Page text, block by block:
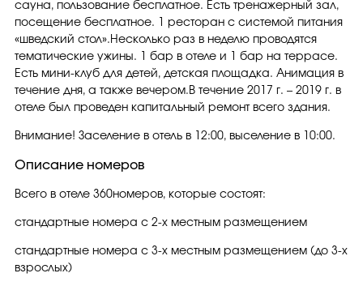
сауна, пользование бесплатное. Есть тренажерный зал,
посещение бесплатное. 1 ресторан с системой питания
«шведский стол».Несколько раз в неделю проводятся
тематические ужины. 1 бар в отеле и 1 бар на террасе.
Есть мини-клуб для детей, детская площадка. Анимация в
течение дня, а также вечером.В течение 2017 г. – 2019 г. в
отеле был проведен капитальный ремонт всего здания.
Внимание! Заселение в отель в 12:00, выселение в 10:00.
Описание номеров
Всего в отеле 360номеров, которые состоят:
стандартные номера с 2-х местным размещением
стандартные номера с 3-х местным размещением (до 3-х
взрослых)